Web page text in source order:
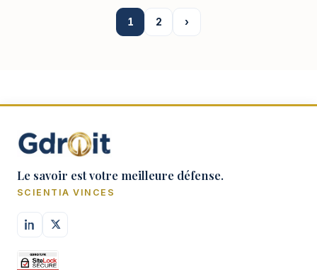
1 2 ›
Le savoir est votre meilleure défense.
SCIENTIA VINCES